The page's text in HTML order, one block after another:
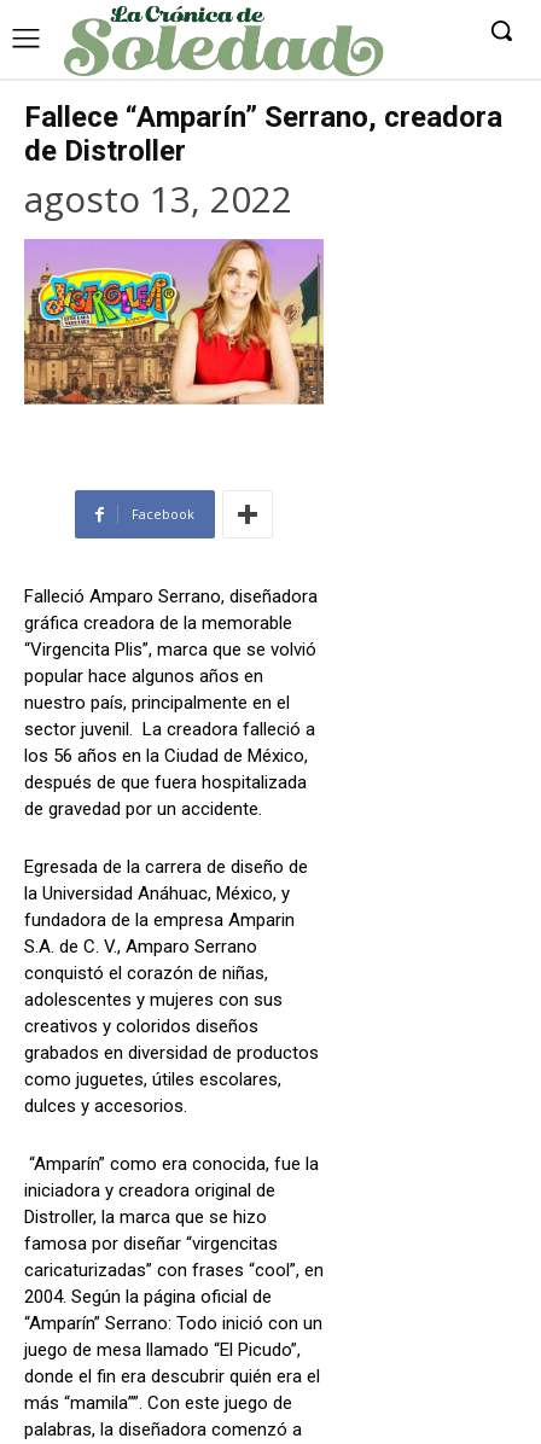
Fallece “Amparín” Serrano, creadora
de Distroller
agosto 13, 2022
Facebook
Falleció Amparo Serrano, diseñadora
gráfica creadora de la memorable
“Virgencita Plis”, marca que se volvió
popular hace algunos años en
nuestro país, principalmente en el
sector juvenil. La creadora falleció a
los 56 años en la Ciudad de México,
después de que fuera hospitalizada
de gravedad por un accidente.
Egresada de la carrera de diseño de
la Universidad Anáhuac, México, y
fundadora de la empresa Amparin
S.A. de C. V., Amparo Serrano
conquistó el corazón de niñas,
adolescentes y mujeres con sus
creativos y coloridos diseños
grabados en diversidad de productos
como juguetes, útiles escolares,
dulces y accesorios.
“Amparín” como era conocida, fue la
iniciadora y creadora original de
Distroller, la marca que se hizo
famosa por diseñar “virgencitas
caricaturizadas” con frases “cool”, en
2004. Según la página oficial de
“Amparín” Serrano: Todo inició con un
juego de mesa llamado “El Picudo”,
donde el fin era descubrir quién era el
más “mamila””. Con este juego de
palabras, la diseñadora comenzó a